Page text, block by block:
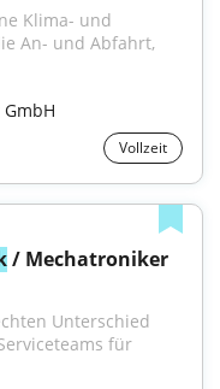
An- und Abfahrt,
Vollzeit
/ Mechatroniker
Unterschied